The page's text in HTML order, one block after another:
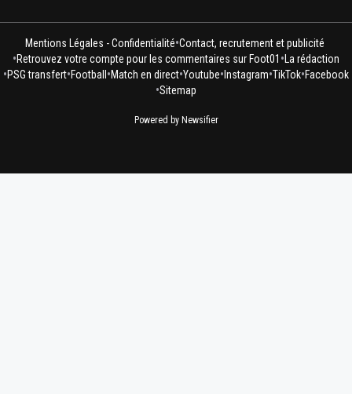
Mentions Légales - Confidentialité•Contact, recrutement et publicité
•Retrouvez votre compte pour les commentaires sur Foot01 • La rédaction
•PSG transfert•Football •Match en direct•Youtube• Instagram•TikTok•Facebook
•Sitemap
Powered by Newsifier